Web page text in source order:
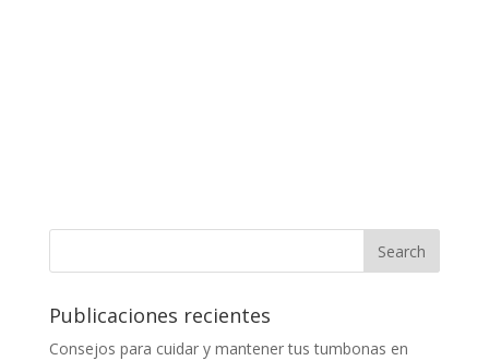
Publicaciones recientes
Consejos para cuidar y mantener tus tumbonas en